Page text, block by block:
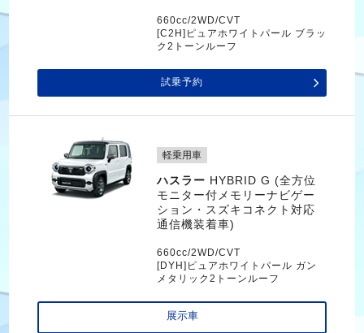
660cc/2WD/CVT
[C2H]ピュアホワイトパール ブラッ
ク2トーンルーフ
試乗予約
軽乗用車
ハスラー HYBRID G (全方位
モニター付メモリーナビゲー
ション・スズキコネクト対応
通信機装着車)
660cc/2WD/CVT
[DYH]ピュアホワイトパール ガン
メタリック2トーンルーフ
展示車